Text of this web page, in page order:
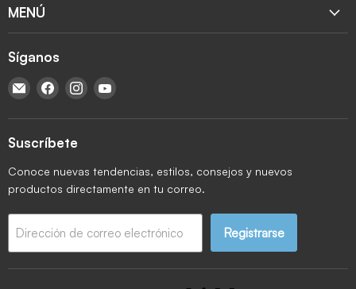
MENÚ
Síganos
Encuéntrenos en Correo electrónico
Encuéntrenos en Facebook
Encuéntrenos en Instagram
Suscríbete
Conoce nuevas tendencias, estilos, consejos y nuevos
productos directamente en tu correo.
Dirección de correo electrónico Registrarse